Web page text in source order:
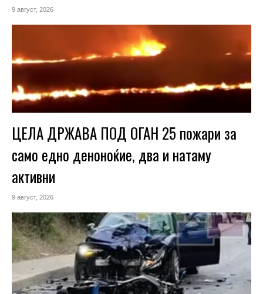
9 август, 2026
ЦЕЛА ДРЖАВА ПОД ОГАН 25 пожари за
само едно деноноќие, два и натаму
активни
9 август, 2026